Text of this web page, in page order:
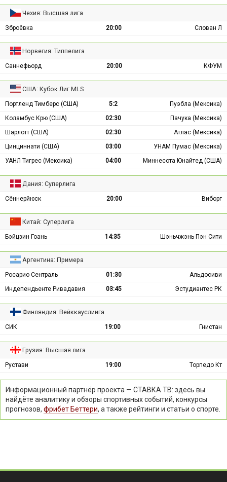
Чехия: Высшая лига
Зброёвка 20:00 Слован Л
Норвегия: Типпелига
Саннефьорд 20:00 КФУМ
США: Кубок Лиг MLS
Портленд Тимберс (США) 5:2
Пуэбла (Мексика)
Коламбус Крю (США)
02:30
Пачука (Мексика)
Шарлотт (США)
02:30
Атлас (Мексика)
Цинциннати (США)
03:00
УНАМ Пумас (Мексика)
УАНЛ Тигрес (Мексика)
04:00 Миннесота Юнайтед (США)
Дания: Суперлига
Сённерйюск 20:00 Виборг
Китай: Суперлига
Бэйцзин Гоань 14:35 Шэньчжэнь Пэн Сити
Аргентина: Примера
Росарио Сентраль 01:30
Альдосиви
Индепендьенте Ривадавия
03:45 Эстудиантес РК
Финляндия: Вейккауслиига
СИК 19:00 Гнистан
Грузия: Высшая лига
Рустави 19:00 Торпедо Кт
Информационный партнёр проекта — СТАВКА ТВ: здесь вы
найдёте аналитику и обзоры спортивных событий, конкурсы
прогнозов, фрибет Беттери, а также рейтинги и статьи о спорте.